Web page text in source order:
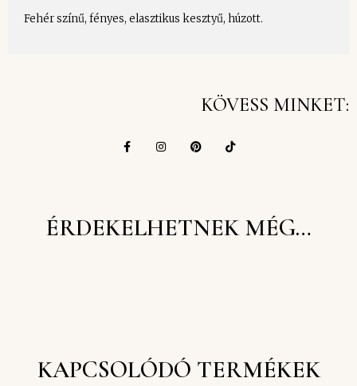
Fehér színű, fényes, elasztikus kesztyű, húzott.
KÖVESS MINKET:
ÉRDEKELHETNEK MÉG…
KAPCSOLÓDÓ TERMÉKEK